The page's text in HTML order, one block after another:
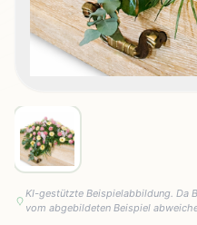
KI-gestützte Beispielabbildung. Da
vom abgebildeten Beispiel